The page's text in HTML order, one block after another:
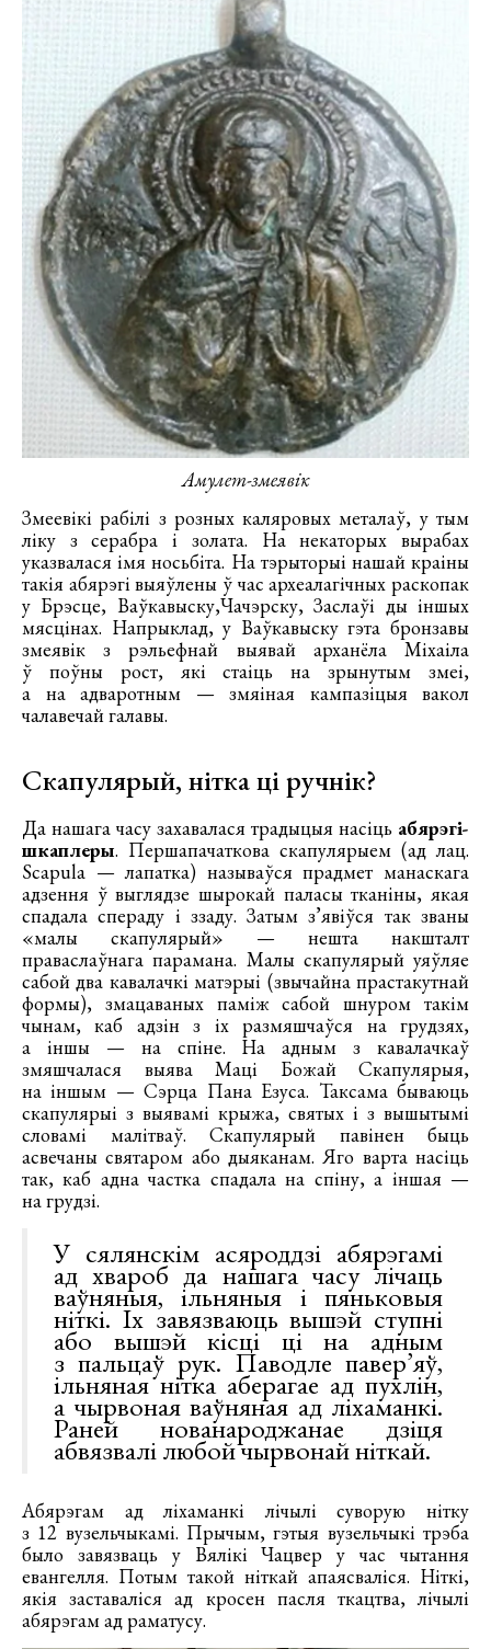
Амулет-змеявік
Змеевікі рабілі з розных каляровых металаў, у тым
ліку з серабра і золата. На некаторых вырабах
указвалася імя носьбіта. На тэрыторыі нашай краіны
такія абярэгі выяўлены ў час археалагічных раскопак
у Брэсце, Ваўкавыску,Чачэрску, Заслаўі ды іншых
мясцінах. Напрыклад, у Ваўкавыску гэта бронзавы
змеявік з рэльефнай выявай арханёла Міхаіла
ў поўны рост, які стаіць на зрынутым змеі,
а на адваротным — змяіная кампазіцыя вакол
чалавечай галавы.
Скапулярый, нітка ці ручнік?
Да нашага часу захавалася традыцыя насіць абярэгі-
шкаплеры. Першапачаткова скапулярыем (ад лац.
Scapula — лапатка) называўся прадмет манаскага
адзення ў выглядзе шырокай паласы тканіны, якая
спадала спераду і ззаду. Затым з’явіўся так званы
«малы скапулярый» — нешта накшталт
праваслаўнага парамана. Малы скапулярый уяўляе
сабой два кавалачкі матэрыі (звычайна прастакутнай
формы), змацаваных паміж сабой шнуром такім
чынам, каб адзін з іх размяшчаўся на грудзях,
а іншы — на спіне. На адным з кавалачкаў
змяшчалася выява Маці Божай Скапулярыя,
на іншым — Сэрца Пана Езуса. Таксама бываюць
скапулярыі з выявамі крыжа, святых і з вышытымі
словамі малітваў. Скапулярый павінен быць
асвечаны святаром або дыяканам. Яго варта насіць
так, каб адна частка спадала на спіну, а іншая —
на грудзі.
У сялянскім асяроддзі абярэгамі
ад хвароб да нашага часу лічаць
ваўняныя, ільняныя і пяньковыя
ніткі. Іх завязваюць вышэй ступні
або вышэй кісці ці на адным
з пальцаў рук. Паводле павер’яў,
ільняная нітка аберагае ад пухлін,
а чырвоная ваўняная ад ліхаманкі.
Раней нованароджанае дзіця
абвязвалі любой чырвонай ніткай.
Абярэгам ад ліхаманкі лічылі суворую нітку
з 12 вузельчыкамі. Прычым, гэтыя вузельчыкі трэба
было завязваць у Вялікі Чацвер у час чытання
евангелля. Потым такой ніткай апаясваліся. Ніткі,
якія заставаліся ад кросен пасля ткацтва, лічылі
абярэгам ад раматусу.